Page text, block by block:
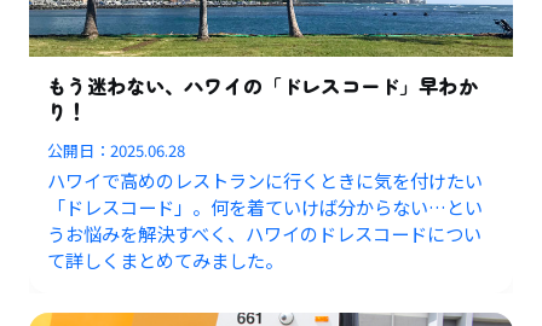
もう迷わない、ハワイの「ドレスコード」早わか
り！
公開日：2025.06.28
ハワイで高めのレストランに行くときに気を付けたい
「ドレスコード」。何を着ていけば分からない…とい
うお悩みを解決すべく、ハワイのドレスコードについ
て詳しくまとめてみました。